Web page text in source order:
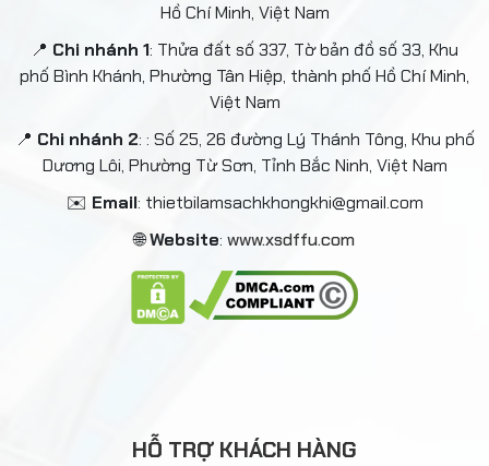
Hồ Chí Minh, Việt Nam
📍 Chi nhánh 1: Thửa đất số 337, Tờ bản đồ số 33, Khu
phố Bình Khánh, Phường Tân Hiệp, thành phố Hồ Chí Minh,
Việt Nam
📍 Chi nhánh 2: : Số 25, 26 đường Lý Thánh Tông, Khu phố
Dương Lôi, Phường Từ Sơn, Tỉnh Bắc Ninh, Việt Nam
✉️ Email: thietbilamsachkhongkhi@gmail.com
🌐Website: www.xsdffu.com
HỖ TRỢ KHÁCH HÀNG